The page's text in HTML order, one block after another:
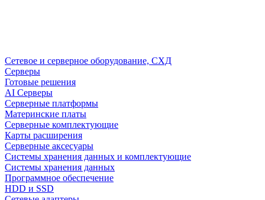
Сетевое и серверное оборудование, СХД
Cерверы
Готовые решения
AI Серверы
Серверные платформы
Материнские платы
Серверные комплектующие
Карты расширения
Серверные аксесуары
Системы хранения данных и комплектующие
Системы хранения данных
Программное обеспечение
HDD и SSD